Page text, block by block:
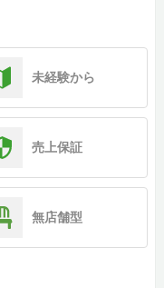
未経験から
売上保証
無店舗型